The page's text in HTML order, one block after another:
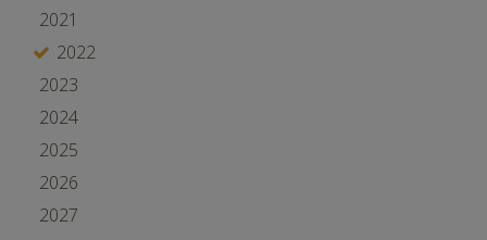
2021
2022
2023
2024
2025
2026
2027